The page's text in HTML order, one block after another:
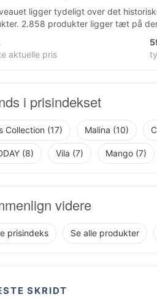
ligger tydeligt over det
2.858 produkter ligger tæt på
aktuelle pris
i prisindekset
Collection (17) Malina (10)
(8) Vila (7) Mango (7)
videre
prisindeks Se alle produkter
SKRIDT